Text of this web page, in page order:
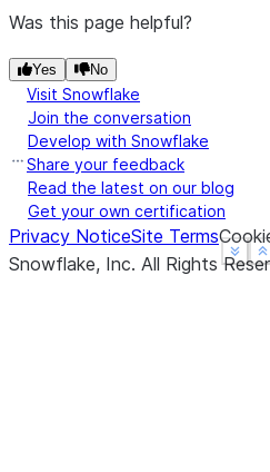
See
See
Was this page helpful?
Yes No
Visit Snowflake
Join the conversation
Develop with Snowflake
Share your feedback
Read the latest on our blog
Get your own certification
Privacy NoticeSite Terms
Snowflake, Inc. All Rights